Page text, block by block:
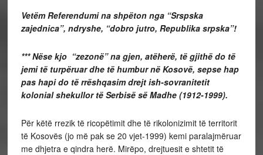
Vetëm Referendumi na shpëton nga “Srspska
zajednica”, ndryshe, “dobro jutro, Republika srpska”!
*** Nëse kjo “zezonë” na gjen, atëherë, të gjithë do të
jemi të turpëruar dhe të humbur në Kosovë, sepse hap
pas hapi do të rrëshqasim drejt ish-sovranitetit
kolonial shekullor të Serbisë së Madhe (1912-1999).
Për këtë rrezik të ricopëtimit dhe të rikolonizimit të territorit
të Kosovës (jo më pak se 20 vjet-1999) kemi paralajmëruar
me dhjetra e qindra herë. Mirëpo, drejtuesit e shtetit të